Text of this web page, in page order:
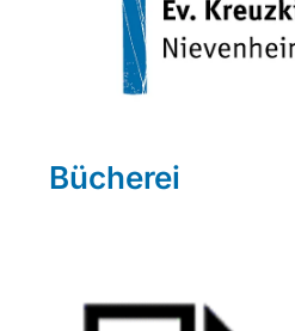
Bücherei